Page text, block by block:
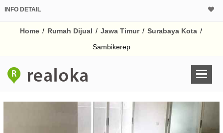
INFO DETAIL
Home / Rumah Dijual / Jawa Timur / Surabaya Kota /
Sambikerep
Harga Rp
% /th